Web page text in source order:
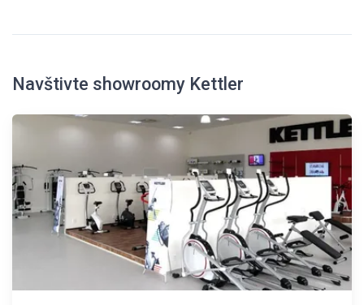
Navštivte showroomy Kettler